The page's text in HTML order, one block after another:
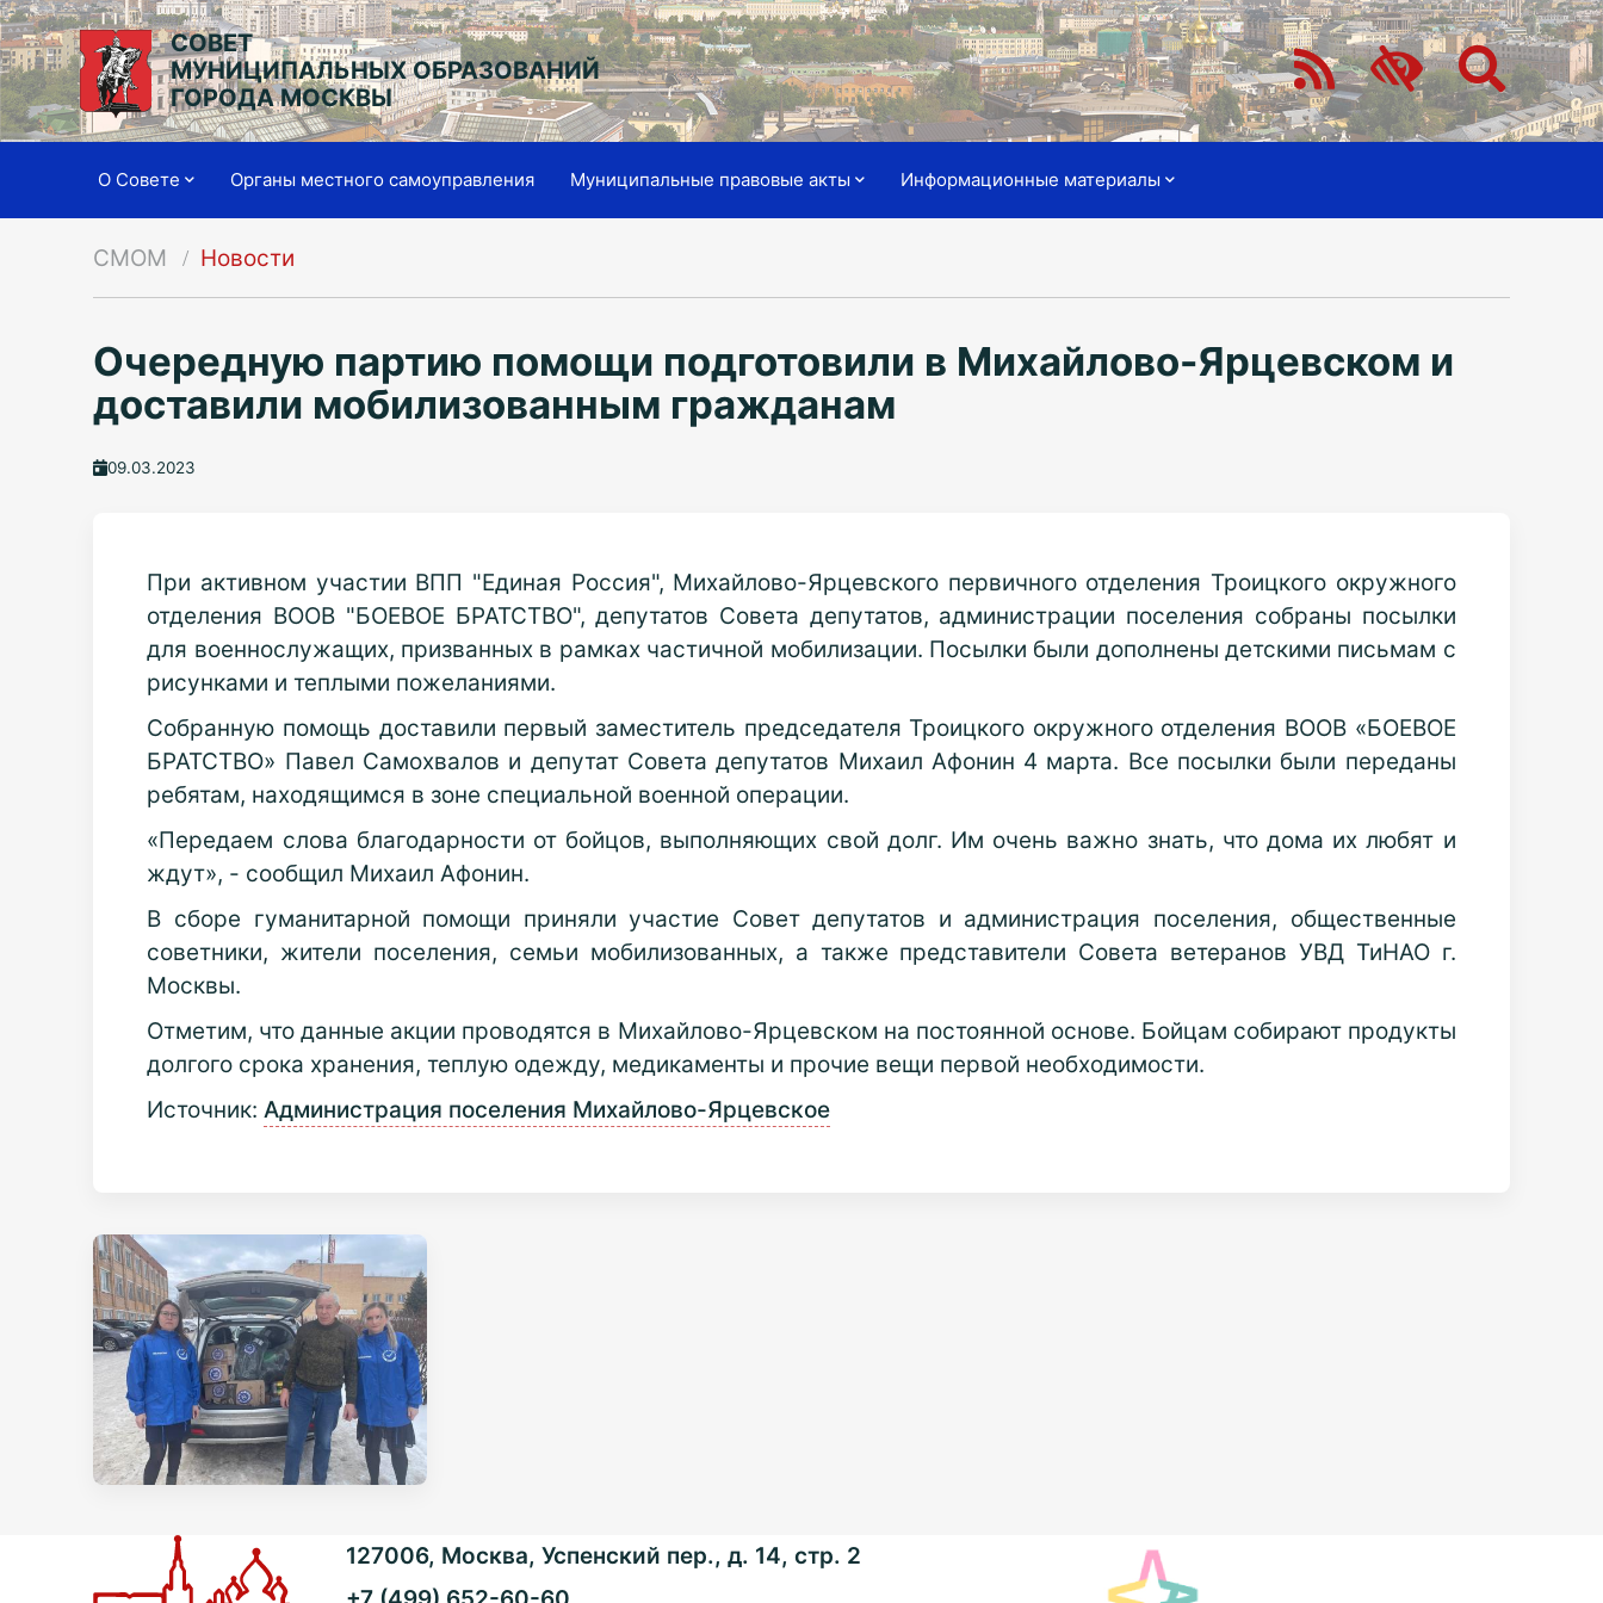
СОВЕТ
МУНИЦИПАЛЬНЫХ ОБРАЗОВАНИЙ
ГОРОДА МОСКВЫ
О Совете Органы местного самоуправления Муниципальные правовые акты Информационные материалы
СМОМ Новости
Очередную партию помощи подготовили в Михайлово-Ярцевском и
доставили мобилизованным гражданам
09.03.2023
При активном участии ВПП "Единая Россия", Михайлово-Ярцевского первичного отделения Троицкого окружного
отделения ВООВ "БОЕВОЕ БРАТСТВО", депутатов Совета депутатов, администрации поселения собраны посылки
для военнослужащих, призванных в рамках частичной мобилизации. Посылки были дополнены детскими письмам с
рисунками и теплыми пожеланиями.
Собранную помощь доставили первый заместитель председателя Троицкого окружного отделения ВООВ «БОЕВОЕ
БРАТСТВО» Павел Самохвалов и депутат Совета депутатов Михаил Афонин 4 марта. Все посылки были переданы
ребятам, находящимся в зоне специальной военной операции.
«Передаем слова благодарности от бойцов, выполняющих свой долг. Им очень важно знать, что дома их любят и
ждут», - сообщил Михаил Афонин.
В сборе гуманитарной помощи приняли участие Совет депутатов и администрация поселения, общественные
советники, жители поселения, семьи мобилизованных, а также представители Совета ветеранов УВД ТиНАО г.
Москвы.
Отметим, что данные акции проводятся в Михайлово-Ярцевском на постоянной основе. Бойцам собирают продукты
долгого срока хранения, теплую одежду, медикаменты и прочие вещи первой необходимости.
Источник:Администрация поселения Михайлово-Ярцевское
127006, Москва, Успенский пер., д. 14, стр. 2